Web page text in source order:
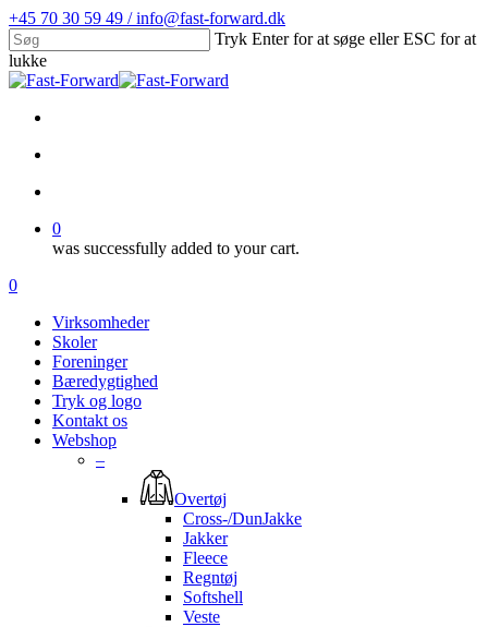
Skip
to
main
content
+45 70 30 59 49 / info@fast-forward.dk
Tryk Enter for at søge eller ESC for at
lukke
Close
0
was successfully added to your cart.
Menu
search
account
0
Virksomheder
Skoler
Foreninger
Bæredygtighed
Tryk og logo
Kontakt os
Webshop
–
Overtøj
Cross-/DunJakke
Jakker
Fleece
Regntøj
Softshell
Veste